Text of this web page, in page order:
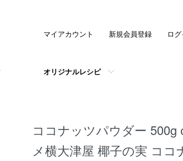
オリジナルレシピ
マイアカウント 新規会員登録 ロ
ココナッツパウダー 500g
メ横大津屋 椰子の実 ココ